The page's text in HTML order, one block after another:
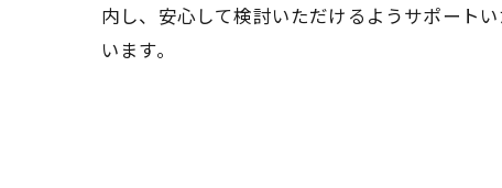
内し、安心して検討いただけるようサポート
います。